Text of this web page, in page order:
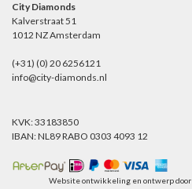
City Diamonds
Kalverstraat 51
1012 NZ Amsterdam
(+31) (0) 20 6256121
info@city-diamonds.nl
KVK: 33183850
IBAN: NL89 RABO 0303 4093 12
Website ontwikkeling en ontwerp door